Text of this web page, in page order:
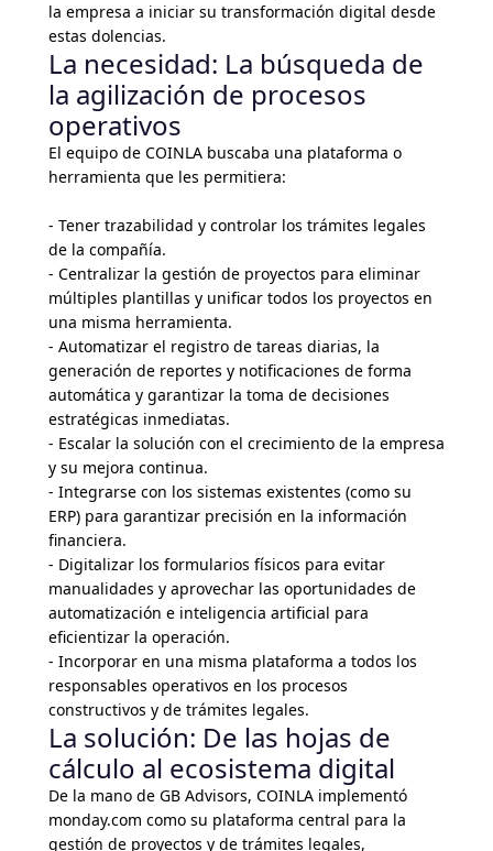
la empresa a iniciar su transformación digital desde
estas dolencias.
La necesidad: La búsqueda de
la agilización de procesos
operativos
El equipo de COINLA buscaba una plataforma o
herramienta que les permitiera:
- Tener trazabilidad y controlar los trámites legales
de la compañía.
- Centralizar la gestión de proyectos para eliminar
múltiples plantillas y unificar todos los proyectos en
una misma herramienta.
- Automatizar el registro de tareas diarias, la
generación de reportes y notificaciones de forma
automática y garantizar la toma de decisiones
estratégicas inmediatas.
- Escalar la solución con el crecimiento de la empresa
y su mejora continua.
- Integrarse con los sistemas existentes (como su
ERP) para garantizar precisión en la información
financiera.
- Digitalizar los formularios físicos para evitar
manualidades y aprovechar las oportunidades de
automatización e inteligencia artificial para
eficientizar la operación.
- Incorporar en una misma plataforma a todos los
responsables operativos en los procesos
constructivos y de trámites legales.
La solución: De las hojas de
cálculo al ecosistema digital
De la mano de GB Advisors, COINLA implementó
monday.com como su plataforma central para la
gestión de proyectos y de trámites legales,